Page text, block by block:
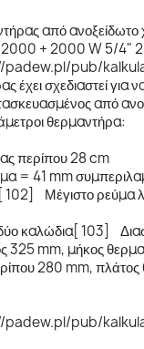
από ανοξείδωτο
2000 + 2000 W 5/4"
pub/
έχει σχεδιαστεί για
από
θερμαντήρα:
περίπου 28 cm
= 41 mm
Μέγιστο ρεύμα
καλώδια[ 103]
325 mm, μήκος
280 mm, πλάτος
pub/